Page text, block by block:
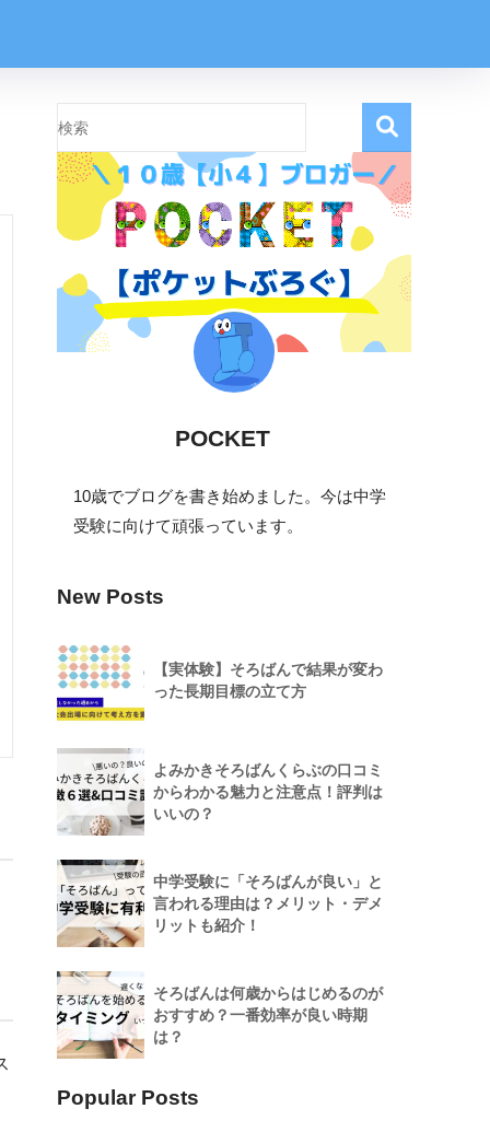
POCKET
10歳でブログを書き始めました。今は中学
受験に向けて頑張っています。
New Posts
【実体験】そろばんで結果が変わ
った長期目標の立て方
よみかきそろばんくらぶの口コミ
からわかる魅力と注意点！評判は
いいの？
中学受験に「そろばんが良い」と
言われる理由は？メリット・デメ
リットも紹介！
そろばんは何歳からはじめるのが
おすすめ？一番効率が良い時期
は？
Popular Posts